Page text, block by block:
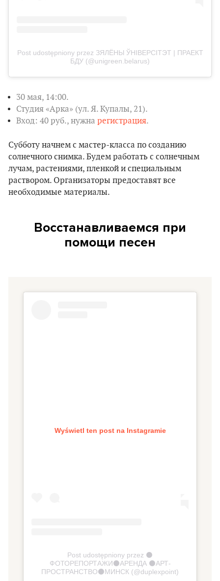
Post udostępniony przez ЗЯЛЁНЫ ЎНІВЕРСІТЭТ | ПРАЕКТ
БДУ (@unigreen.belarus)
30 мая, 14:00.
Студия «Арка» (ул. Я. Купалы, 21).
Вход: 40 руб., нужна регистрация.
Субботу начнем с мастер-класса по созданию
солнечного снимка. Будем работать с солнечным
лучам, растениями, пленкой и специальным
раствором. Организаторы предоставят все
необходимые материалы.
Восстанавливаемся при
помощи песен
Wyświetl ten post na Instagramie
Post udostępniony przez ⚫️
ФОТОРЕПОРТАЖИ⚫️АРЕНДА ⚫️АРТ-
ПРОСТРАНСТВО⚫️МИНСК (@duplexpoint)